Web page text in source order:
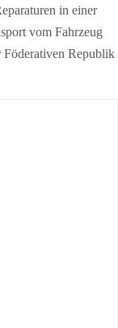
in einer
vom Fahrzeug
Föderativen Republik